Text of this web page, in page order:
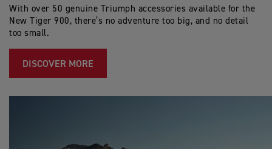
With over 50 genuine Triumph accessories available for the
New Tiger 900, there’s no adventure too big, and no detail
too small.
DISCOVER MORE